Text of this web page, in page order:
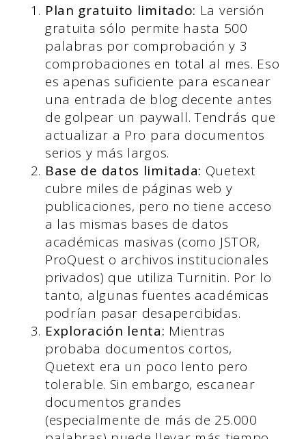
Plan gratuito limitado: La versión
gratuita sólo permite hasta 500
palabras por comprobación y 3
comprobaciones en total al mes. Eso
es apenas suficiente para escanear
una entrada de blog decente antes
de golpear un paywall. Tendrás que
actualizar a Pro para documentos
serios y más largos.
Base de datos limitada: Quetext
cubre miles de páginas web y
publicaciones, pero no tiene acceso
a las mismas bases de datos
académicas masivas (como JSTOR,
ProQuest o archivos institucionales
privados) que utiliza Turnitin. Por lo
tanto, algunas fuentes académicas
podrían pasar desapercibidas.
Exploración lenta: Mientras
probaba documentos cortos,
Quetext era un poco lento pero
tolerable. Sin embargo, escanear
documentos grandes
(especialmente de más de 25.000